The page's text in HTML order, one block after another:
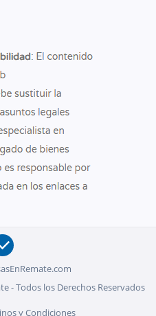
- Todos los Derechos Reservados
y Condiciones